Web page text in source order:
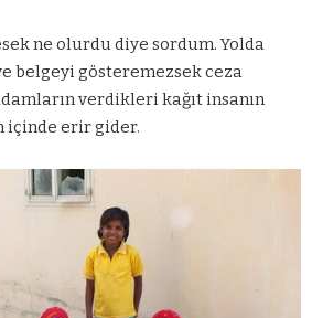
ne olurdu diye sordum. Yolda
belgeyi gösteremezsek ceza
verdikleri kağıt insanın
içinde erir gider.